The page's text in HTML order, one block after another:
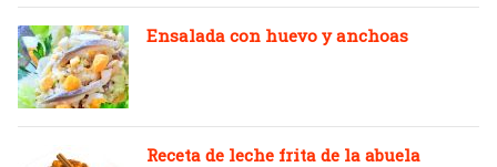
Ensalada con huevo y anchoas
Receta de leche frita de la abuela